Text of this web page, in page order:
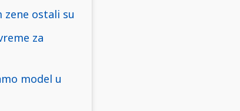
zene ostali su
za
model u